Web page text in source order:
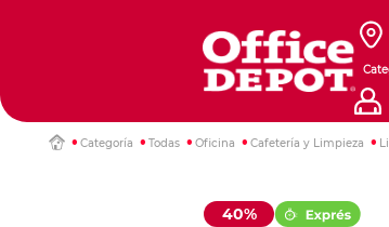
Categoría Todas Oficina Cafetería y Limpieza
40%